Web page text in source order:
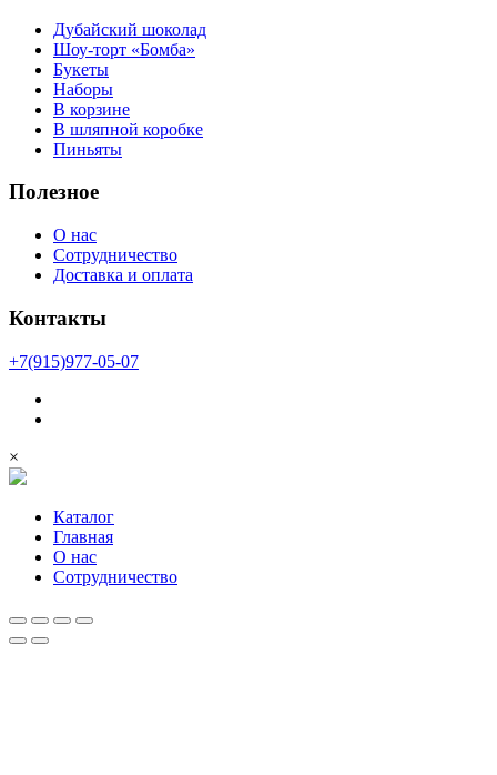
Дубайский шоколад
Шоу-торт «Бомба»
Букеты
Наборы
В корзине
В шляпной коробке
Пиньяты
Полезное
О нас
Сотрудничество
Доставка и оплата
Контакты
+7(915)977-05-07
×
Каталог
Главная
О нас
Сотрудничество